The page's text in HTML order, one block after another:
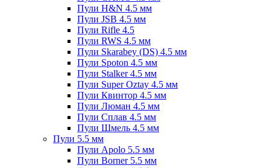
Пули H&N 4.5 мм
Пули JSB 4.5 мм
Пули Rifle 4.5
Пули RWS 4.5 мм
Пули Skarabey (DS) 4.5 мм
Пули Spoton 4.5 мм
Пули Stalker 4.5 мм
Пули Super Oztay 4.5 мм
Пули Квинтор 4.5 мм
Пули Люман 4.5 мм
Пули Сплав 4.5 мм
Пули Шмель 4.5 мм
Пули 5.5 мм
Пули Apolo 5.5 мм
Пули Borner 5.5 мм